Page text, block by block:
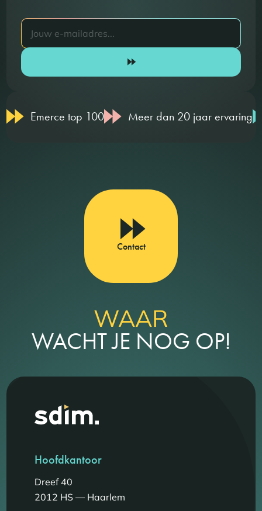
Emerce top 100 Meer dan 20 jaar ervaring
Contact
WAAR
WACHT JE NOG OP!
Hoofdkantoor
Dreef 40
2012 HS — Haarlem